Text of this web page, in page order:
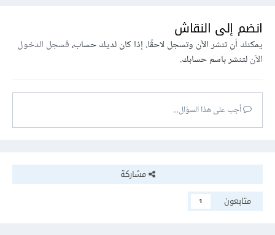
انضم إلى النقاش
يمكنك أن تنشر الآن وتسجل لاحقًا. إذا كان لديك حساب،فسجل الدخول
الآنلتنشر باسم حسابك.
أجب على هذا السؤال...
مشاركة
متابعون
1